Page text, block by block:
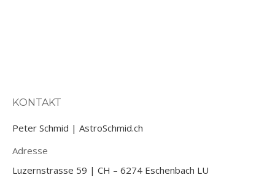
KONTAKT
Peter Schmid | AstroSchmid.ch
Adresse
Luzernstrasse 59 | CH – 6274 Eschenbach LU